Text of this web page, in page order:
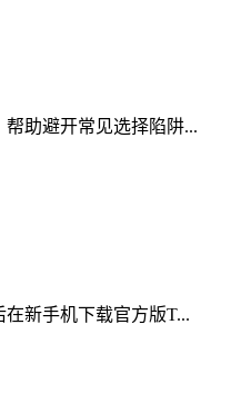
助避开常见选择陷阱...
新手机下载官方版T...